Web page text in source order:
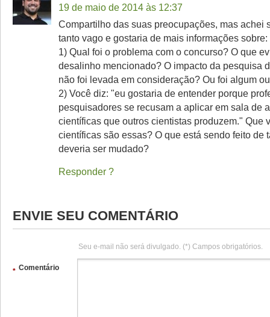
19 de maio de 2014 às 12:37
Compartilho das suas preocupações, mas achei
tanto vago e gostaria de mais informações sobre:
1) Qual foi o problema com o concurso? O que
desalinho mencionado? O impacto da pesquisa
não foi levada em consideração? Ou foi algum
2) Você diz: "eu gostaria de entender porque
pesquisadores se recusam a aplicar em sala de
científicas que outros cientistas produzem." Que
científicas são essas? O que está sendo feito de
deveria ser mudado?
Responder
ENVIE SEU COMENTÁRIO
Seu e-mail não será divulgado. (*) Campos obrigatórios.
Comentário
*